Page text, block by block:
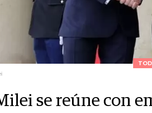
se reúne con